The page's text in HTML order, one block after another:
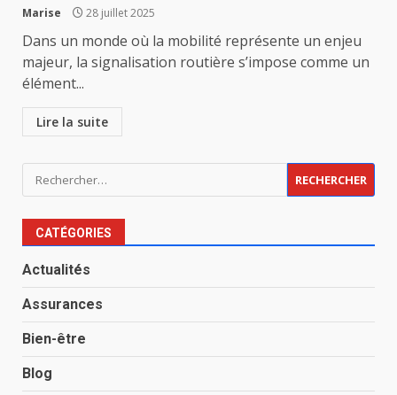
Marise 28 juillet 2025
Dans un monde où la mobilité représente un enjeu
majeur, la signalisation routière s’impose comme un
élément...
Lire la suite
Rechercher :
CATÉGORIES
Actualités
Assurances
Bien-être
Blog